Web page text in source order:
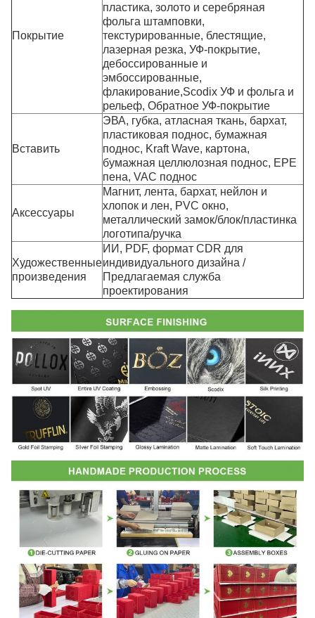
Покрытие
пластика, золото и серебряная
фольга штамповки,
текстурированные, блестящие,
лазерная резка, УФ-покрытие,
дебоссированные и
эмбоссированные,
флакирование,Scodix УФ и фольга и
рельеф, Обратное УФ-покрытие
Вставить
ЭВА, губка, атласная ткань, бархат,
пластиковая поднос, бумажная
поднос, Kraft Wave, картона,
бумажная целлюлозная поднос, EPE
пена, VAC поднос
Аксессуары
Магнит, лента, бархат, нейлон и
хлопок и лен, PVC окно,
металлический замок/блок/пластинка
логотипа/ручка
Художественные
произведения
ИИ, PDF, формат CDR для
индивидуального дизайна /
Предлагаемая служба
проектирования